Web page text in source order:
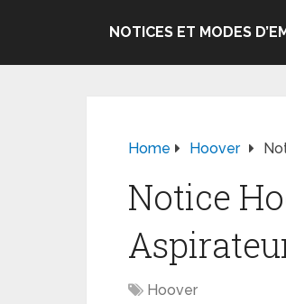
NOTICES ET MODES
Home Hoover
Notice
Hoover